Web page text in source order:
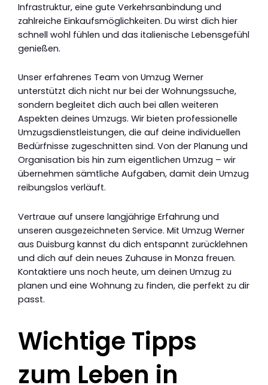
Infrastruktur, eine gute Verkehrsanbindung und
zahlreiche Einkaufsmöglichkeiten. Du wirst dich hier
schnell wohl fühlen und das italienische Lebensgefühl
genießen.
Unser erfahrenes Team von Umzug Werner
unterstützt dich nicht nur bei der Wohnungssuche,
sondern begleitet dich auch bei allen weiteren
Aspekten deines Umzugs. Wir bieten professionelle
Umzugsdienstleistungen, die auf deine individuellen
Bedürfnisse zugeschnitten sind. Von der Planung und
Organisation bis hin zum eigentlichen Umzug – wir
übernehmen sämtliche Aufgaben, damit dein Umzug
reibungslos verläuft.
Vertraue auf unsere langjährige Erfahrung und
unseren ausgezeichneten Service. Mit Umzug Werner
aus Duisburg kannst du dich entspannt zurücklehnen
und dich auf dein neues Zuhause in Monza freuen.
Kontaktiere uns noch heute, um deinen Umzug zu
planen und eine Wohnung zu finden, die perfekt zu dir
passt.
Wichtige Tipps
zum Leben in